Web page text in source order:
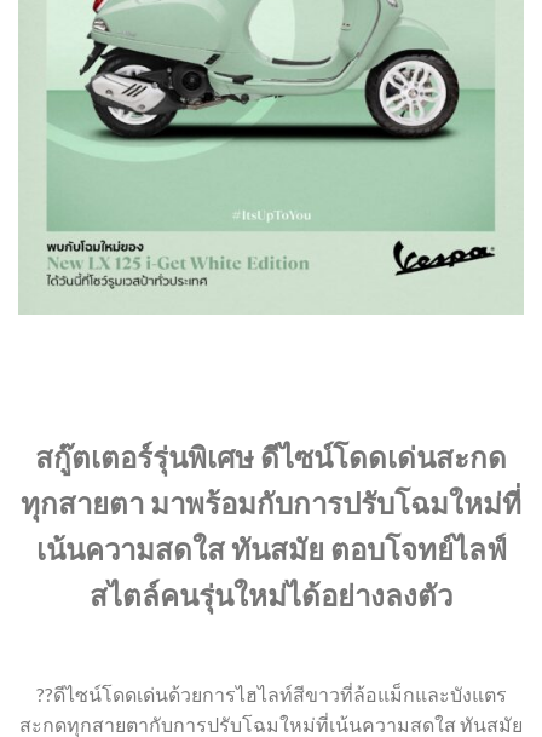
สกู๊ตเตอร์รุ่นพิเศษ ดีไซน์โดดเด่นสะกด
ทุกสายตา มาพร้อมกับการปรับโฉมใหม่ที่
เน้นความสดใส ทันสมัย ตอบโจทย์ไลฟ์
สไตล์คนรุ่นใหม่ได้อย่างลงตัว
??ดีไซน์โดดเด่นด้วยการไฮไลท์สีขาวที่ล้อแม็กและบังแตร
สะกดทุกสายตากับการปรับโฉมใหม่ที่เน้นความสดใส ทันสมัย